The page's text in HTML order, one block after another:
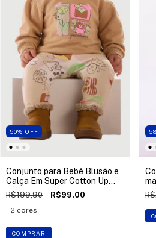
50% OFF
Conjunto para Bebê Blusão e
Calça Em Super Cotton Up
Baby
R$199,90 R$99,00
2 cores
COMPRAR
58